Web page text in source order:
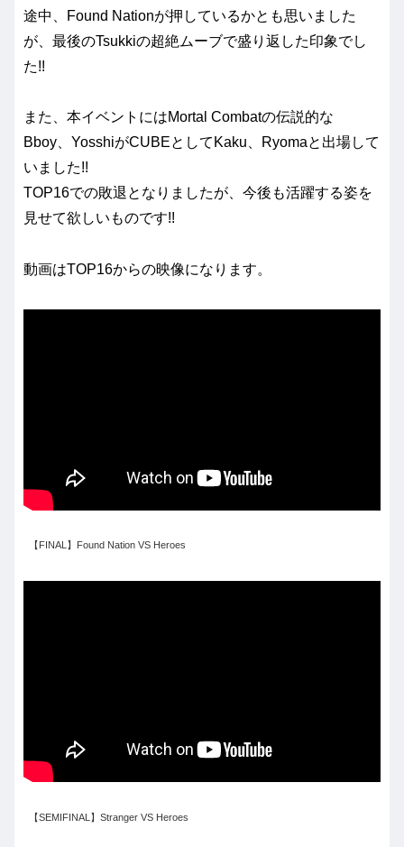
途中、Found Nationが押しているかとも思いました
が、最後のTsukkiの超絶ムーブで盛り返した印象でし
た!!
また、本イベントにはMortal Combatの伝説的な
Bboy、YosshiがCUBEとしてKaku、Ryomaと出場して
いました!!
TOP16での敗退となりましたが、今後も活躍する姿を
見せて欲しいものです!!
動画はTOP16からの映像になります。
【FINAL】Found Nation VS Heroes
【SEMIFINAL】Stranger VS Heroes